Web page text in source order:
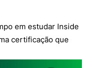
em estudar Inside
certificação que